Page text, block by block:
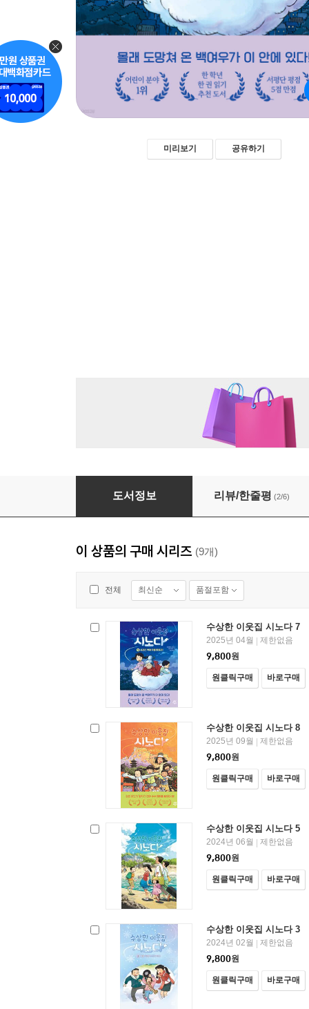
미리보기 공유하기
[대여] 수상한 이웃집 시노다 7
도서정보 리뷰/한줄평 (2/6)
이 상품의 구매 시리즈 (9개)
전체 최신순 품절포함
수상한 이웃집 시노다 7
2025년 04월 | 제한없음
9,800원
원클릭구매 바로구매
수상한 이웃집 시노다 8
2025년 09월 | 제한없음
9,800원
원클릭구매 바로구매
수상한 이웃집 시노다 5
2024년 06월 | 제한없음
9,800원
원클릭구매 바로구매
수상한 이웃집 시노다 3
2024년 02월 | 제한없음
9,800원
원클릭구매 바로구매